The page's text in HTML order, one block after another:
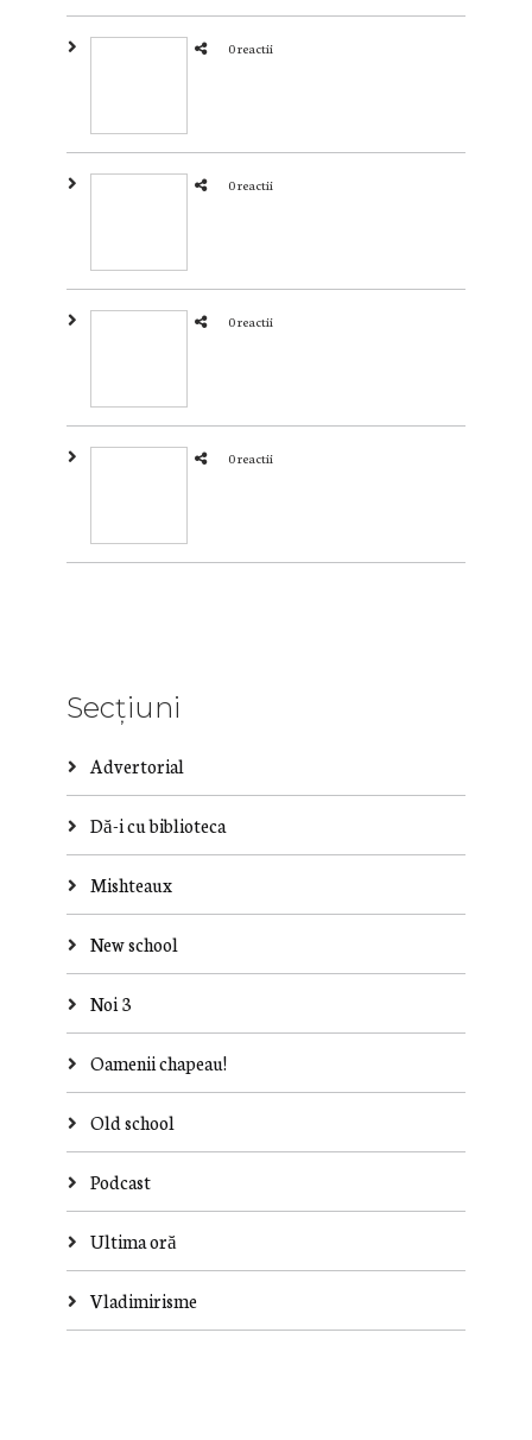
0 reactii
0 reactii
0 reactii
0 reactii
Secțiuni
Advertorial
Dă-i cu biblioteca
Mishteaux
New school
Noi 3
Oamenii chapeau!
Old school
Podcast
Ultima oră
Vladimirisme